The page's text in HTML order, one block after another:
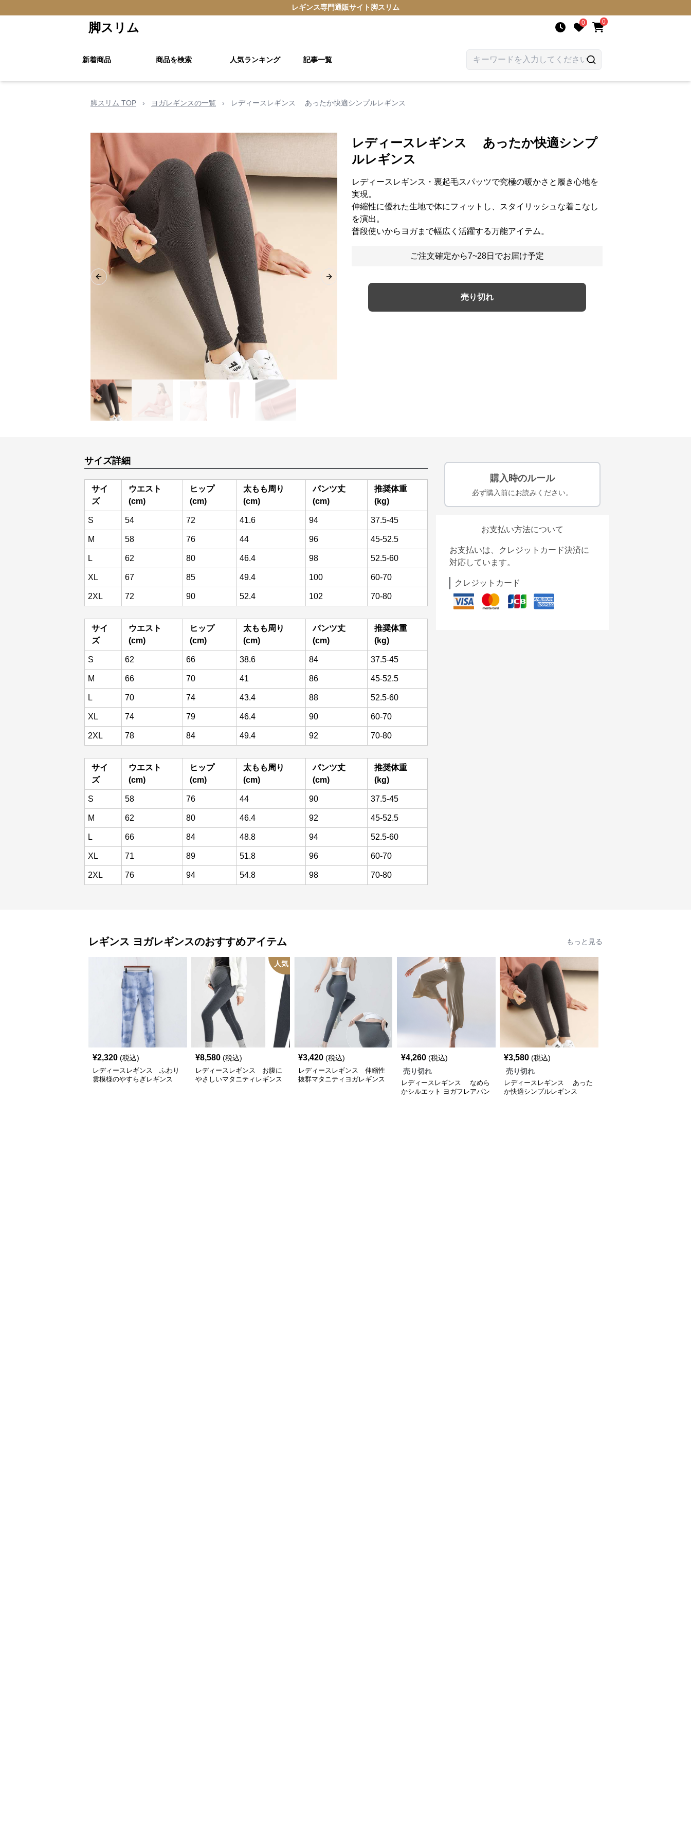
レギンス専門通販サイト 脚スリム
脚スリム 0 0
新着商品 商品を検索 人気ランキング 記事一覧
脚スリム TOP › ヨガレギンスの一覧 › レディースレギンス あったか快適シンプルレギンス
Previous slide Next slide
レディースレギンス あったか快適シンプ
ルレギンス
レディースレギンス・裏起毛スパッツで究極の暖かさと履き心地を
実現。
伸縮性に優れた生地で体にフィットし、スタイリッシュな着こなし
を演出。
普段使いからヨガまで幅広く活躍する万能アイテム。
ご注文確定から7~28日でお届け予定
売り切れ
サイズ詳細
サイ
ズ
ウエスト
(cm)
ヒップ
(cm)
太もも周り
(cm)
パンツ丈
(cm)
推奨体重
(kg)
S 54 72 41.6 94 37.5-45
M 58 76 44 96 45-52.5
L 62 80 46.4 98 52.5-60
XL 67 85 49.4 100 60-70
2XL 72 90 52.4 102 70-80
サイ
ズ
ウエスト
(cm)
ヒップ
(cm)
太もも周り
(cm)
パンツ丈
(cm)
推奨体重
(kg)
S 62 66 38.6 84 37.5-45
M 66 70 41 86 45-52.5
L 70 74 43.4 88 52.5-60
XL 74 79 46.4 90 60-70
2XL 78 84 49.4 92 70-80
サイ
ズ
ウエスト
(cm)
ヒップ
(cm)
太もも周り
(cm)
パンツ丈
(cm)
推奨体重
(kg)
S 58 76 44 90 37.5-45
M 62 80 46.4 92 45-52.5
L 66 84 48.8 94 52.5-60
XL 71 89 51.8 96 60-70
2XL 76 94 54.8 98 70-80
購入時のルール
必ず購入前にお読みください。
お支払い方法について
お支払いは、クレジットカード決済に
対応しています。
クレジットカード
レギンス ヨガレギンスのおすすめアイテム もっと見る
¥2,320 (税込)
レディースレギンス ふわり
雲模様のやすらぎレギンス
人気
¥8,580 (税込)
レディースレギンス お腹に
やさしいマタニティレギンス
¥3,420 (税込)
レディースレギンス 伸縮性
抜群マタニティヨガレギンス
¥4,260 (税込)
売り切れ
レディースレギンス なめら
かシルエット ヨガフレアパン
¥3,580 (税込)
売り切れ
レディースレギンス あった
か快適シンプルレギンス